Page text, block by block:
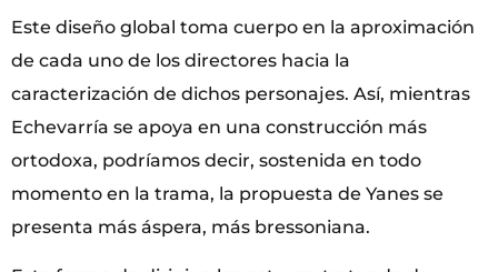
Este diseño global toma cuerpo en la aproximación
de cada uno de los directores hacia la
caracterización de dichos personajes. Así, mientras
Echevarría se apoya en una construcción más
ortodoxa, podríamos decir, sostenida en todo
momento en la trama, la propuesta de Yanes se
presenta más áspera, más bressoniana.